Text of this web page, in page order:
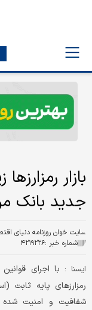
بازار
جدید بانک
سایت خوان روزنامه دنیای
شماره خبر :۴۲۱۹۲۲۶
ايسنا : با اجرای
رمزارزهای پایه ثابت
شفافیت و امنیت شده